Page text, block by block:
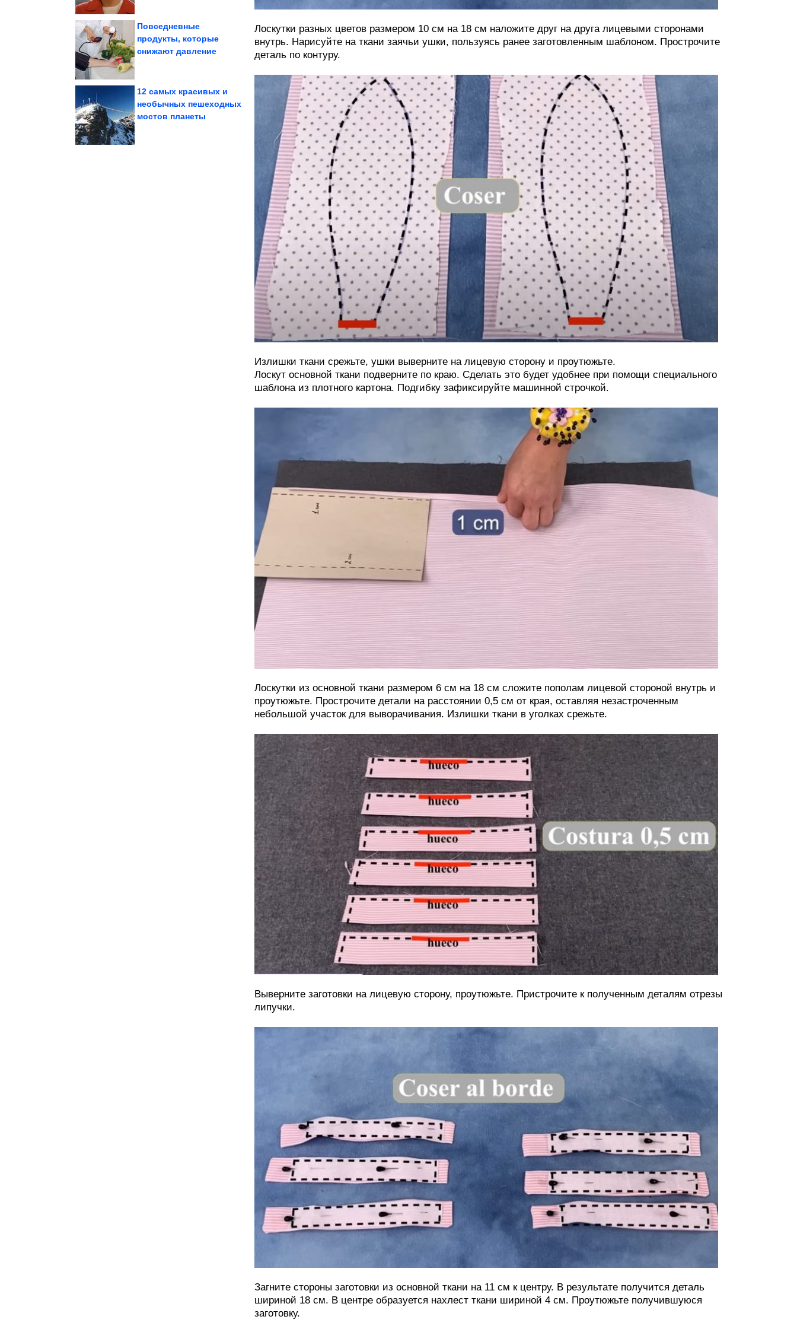
Жуткие находки в
Повседневные
продукты, которые
снижают давление
Кому нельзя спать без
подушки. Держите шею
12 самых красивых и
необычных пешеходных
мостов планеты
Лоскутки разных цветов размером 10 см на 18 см наложите друг на друга лицевыми сторонами
внутрь. Нарисуйте на ткани заячьи ушки, пользуясь ранее заготовленным шаблоном. Прострочите
деталь по контуру.
Излишки ткани срежьте, ушки выверните на лицевую сторону и проутюжьте.
Лоскут основной ткани подверните по краю. Сделать это будет удобнее при помощи специального
шаблона из плотного картона. Подгибку зафиксируйте машинной строчкой.
Лоскутки из основной ткани размером 6 см на 18 см сложите пополам лицевой стороной внутрь и
проутюжьте. Прострочите детали на расстоянии 0,5 см от края, оставляя незастроченным
небольшой участок для выворачивания. Излишки ткани в уголках срежьте.
Выверните заготовки на лицевую сторону, проутюжьте. Пристрочите к полученным деталям отрезы
липучки.
Загните стороны заготовки из основной ткани на 11 см к центру. В результате получится деталь
шириной 18 см. В центре образуется нахлест ткани шириной 4 см. Проутюжьте получившуюся
заготовку.